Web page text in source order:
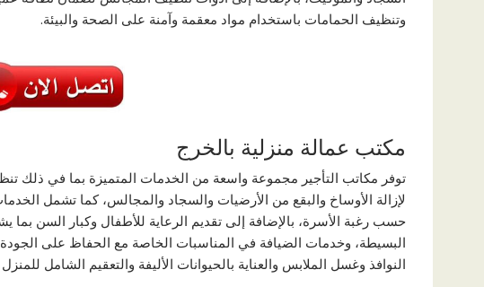
وتنظيف الحمامات باستخدام مواد معقمة وآمنة على الصحة والبيئة.
مكتب عمالة منزلية بالخرج
توفر مكاتب التأجير مجموعة واسعة من الخدمات المتميزة بما في ذلك
لإزالة الأوساخ والبقع من الأرضيات والسجاد والمجالس، كما تشمل
حسب رغبة الأسرة، بالإضافة إلى تقديم الرعاية للأطفال وكبار السن بما
البسيطة، وخدمات الضيافة في المناسبات الخاصة مع الحفاظ على
النوافذ وغسل الملابس والعناية بالحيوانات الأليفة والتعقيم الشامل